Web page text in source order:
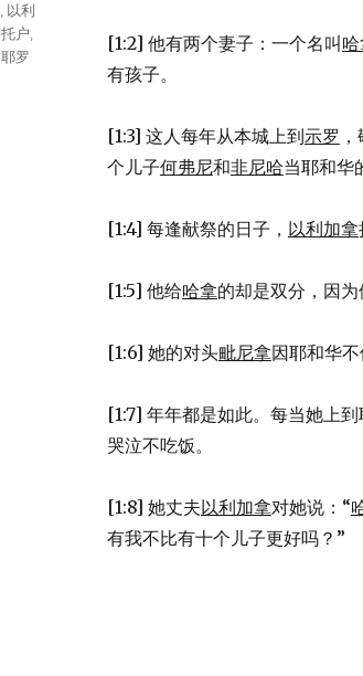
[1:2] 他有两个妻子：一个名叫
有孩子。
[1:3] 这人每年从本城上到示罗
个儿子何弗尼和非尼哈当耶和华
[1:4] 每逢献祭的日子， 以利加拿
[1:5] 他给哈拿的却是双分，因为
[1:6] 她的对头毗尼拿因耶和华不
[1:7] 年年都是如此。每当她上到
哭泣不吃饭。
[1:8] 她丈夫以利加拿对她说：“
有我不比有十个儿子更好吗？”
以利
,托户
,耶罗